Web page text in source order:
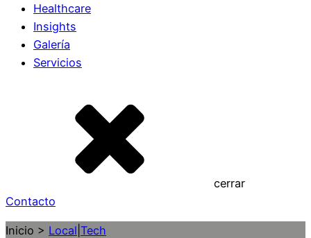
Healthcare
Insights
Galería
Servicios
cerrar
Contacto
Inicio > Local Tech